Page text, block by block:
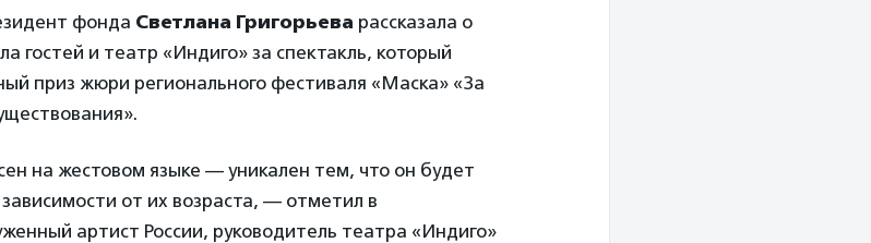
фонда Светлана Григорьева рассказала о
гостей и театр «Индиго» за спектакль, который
приз жюри регионального фестиваля «Маска» «За
на жестовом языке — уникален тем, что он будет
от их возраста, — отметил в
артист России, руководитель театра «Индиго»